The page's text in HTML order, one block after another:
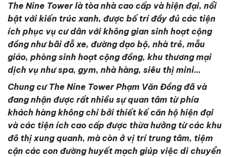
The Nine Tower là tòa nhà cao cấp và hiện đại, nổi
bật với kiến trúc xanh, được bố trí đầy đủ các tiện
ích phục vụ cư dân với không gian sinh hoạt cộng
đồng như bãi đỗ xe, đường dạo bộ, nhà trẻ, mẫu
giáo, phòng sinh hoạt cộng đồng, khu thương mại
dịch vụ như spa, gym, nhà hàng, siêu thị mini…
Chung cư The Nine Tower Phạm Văn Đồng đã và
đang nhận được rất nhiều sự quan tâm từ phía
khách hàng không chỉ bởi thiết kế căn hộ hiện đại
và các tiện ích cao cấp được thừa hưởng từ các khu
đô thị xung quanh, mà còn ở vị trí trung tâm, tiệm
cận các con đường huyết mạch giúp việc di chuyển